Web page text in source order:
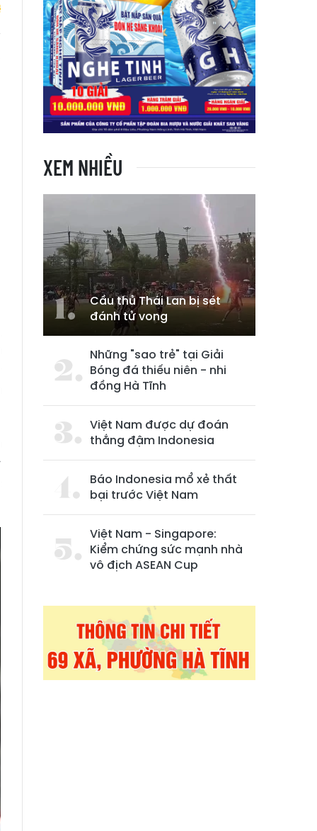
XEM NHIỀU
Cầu thủ Thái Lan bị sét
đánh tử vong
Những "sao trẻ" tại Giải
Bóng đá thiếu niên - nhi
đồng Hà Tĩnh
Việt Nam được dự đoán
thắng đậm Indonesia
Báo Indonesia mổ xẻ thất
bại trước Việt Nam
Việt Nam - Singapore:
Kiểm chứng sức mạnh nhà
vô địch ASEAN Cup